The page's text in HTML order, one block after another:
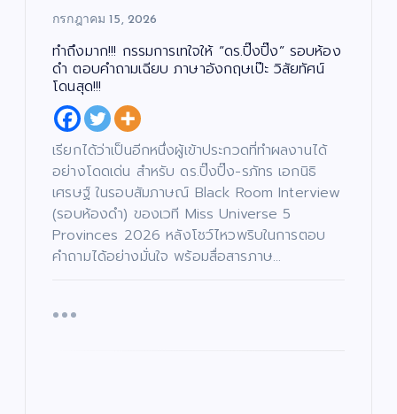
กรกฎาคม 15, 2026
ทำถึงมาก!!! กรรมการเทใจให้ “ดร.ปิ๊งปิ๊ง” รอบห้อง
ดำ ตอบคำถามเฉียบ ภาษาอังกฤษเป๊ะ วิสัยทัศน์
โดนสุด!!!
เรียกได้ว่าเป็นอีกหนึ่งผู้เข้าประกวดที่ทำผลงานได้
อย่างโดดเด่น สำหรับ ดร.ปิ๊งปิ๊ง-รภัทร เอกนิธิ
เศรษฐ์ ในรอบสัมภาษณ์ Black Room Interview
(รอบห้องดำ) ของเวที Miss Universe 5
Provinces 2026 หลังโชว์ไหวพริบในการตอบ
คำถามได้อย่างมั่นใจ พร้อมสื่อสารภาษ…